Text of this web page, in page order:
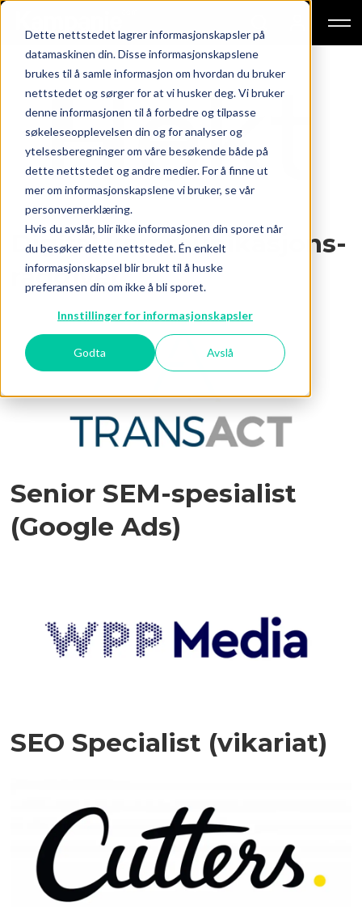
Dette nettstedet lagrer informasjonskapsler på
datamaskinen din. Disse informasjonskapslene
brukes til å samle informasjon om hvordan du bruker
nettstedet og sørger for at vi husker deg. Vi bruker
denne informasjonen til å forbedre og tilpasse
søkeleseopplevelsen din og for analyser og
ytelsesberegninger om våre besøkende både på
dette nettstedet og andre medier. For å finne ut
mer om informasjonskapslene vi bruker, se vår
personvernerklæring.
Hvis du avslår, blir ikke informasjonen din sporet når
du besøker dette nettstedet. Én enkelt
informasjonskapsel blir brukt til å huske
preferansen din om ikke å bli sporet.
Innstillinger for informasjonskapsler
Godta Avslå
Tag
jobb
Digital kommunikasjons­
rådgiver
Senior SEM-spesialist
(Google Ads)
SEO Specialist (vikariat)